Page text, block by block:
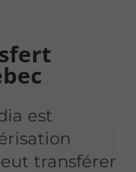
est
transférer